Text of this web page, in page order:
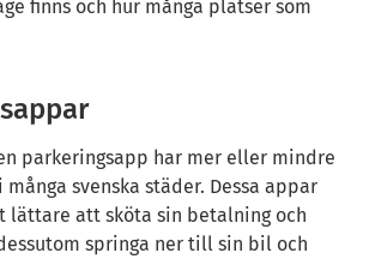
finns och hur många platser som
parkeringsapp har mer eller mindre
svenska städer. Dessa appar
lättare att sköta sin betalning och
springa ner till sin bil och